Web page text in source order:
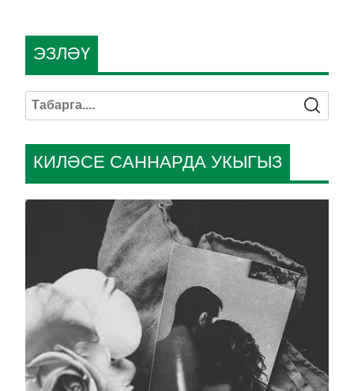
КИЛӘСЕ САННАРДА УКЫГЫЗ
ЭЗЛӘҮ